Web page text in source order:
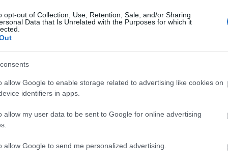
opt-out of Collection, Use, Retention, Sale, and/or Sharing
Data that Is Unrelated with the Purposes for which it
allow Google to enable storage related to advertising like cookies on
identifiers in apps.
allow my user data to be sent to Google for online advertising
allow Google to send me personalized advertising.
előtt tegyék meg egyenlegük online feltöltését,
járna le, azt végezzék el időben - figyelmeztetett